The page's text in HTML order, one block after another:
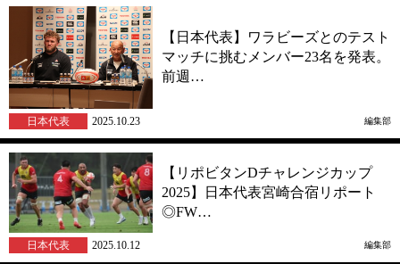
【日本代表】ワラビーズとのテスト
マッチに挑むメンバー23名を発表。
前週…
日本代表 2025.10.23 編集部
【リポビタンDチャレンジカップ
2025】日本代表宮崎合宿リポート
◎FW…
日本代表 2025.10.12 編集部